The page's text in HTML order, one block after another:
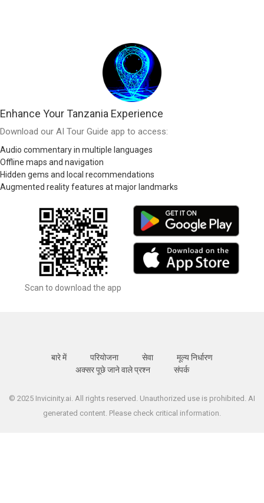
Enhance Your Tanzania Experience
Download our AI Tour Guide app to access:
Audio commentary in multiple languages
Offline maps and navigation
Hidden gems and local recommendations
Augmented reality features at major landmarks
Scan to download the app
बारे में परियोजना सेवा
मूल्य निर्धारण
अक्सर पूछे जाने वाले प्रश्न
संपर्क
© 2025 Invicinity.ai. All rights reserved. Unauthorized use is prohibited. AI
generated content. Please check critical information.